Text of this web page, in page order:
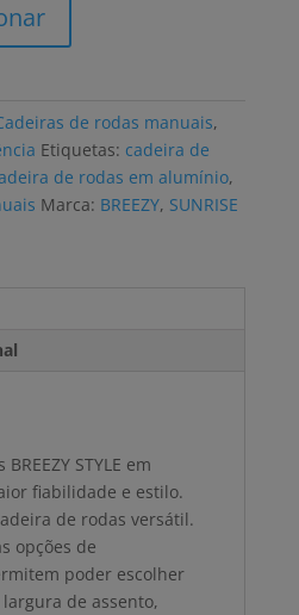
de rodas manuais,
Etiquetas: cadeira de
de rodas em alumínio,
Marca: BREEZY, SUNRISE
STYLE em
fiabilidade e estilo.
de rodas versátil.
opções de
poder escolher
de assento,